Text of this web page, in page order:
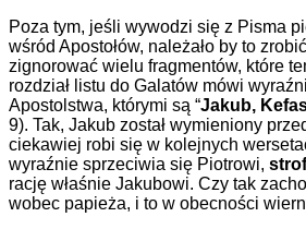
Poza tym, jeśli wywodzi się z Pisma
wśród Apostołów, należało by to
zignorować wielu fragmentów, które
rozdział listu do Galatów mówi
Apostolstwa, którymi są “Jakub,
9). Tak, Jakub został wymieniony
ciekawiej robi się w kolejnych
wyraźnie sprzeciwia się Piotrowi,
rację właśnie Jakubowi. Czy tak
wobec papieża, i to w obecności